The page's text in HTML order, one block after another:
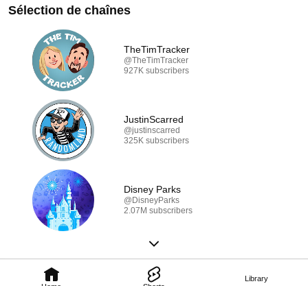
Library
Sélection de chaînes
TheTimTracker
@TheTimTracker
927K subscribers
JustinScarred
@justinscarred
325K subscribers
Disney Parks
@DisneyParks
2.07M subscribers